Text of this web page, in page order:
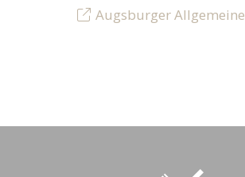
Augsburger Allgemeine